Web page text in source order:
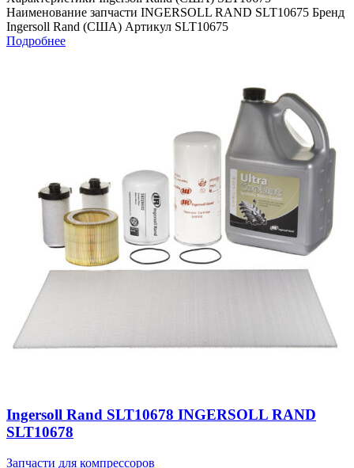
Наименование запчасти INGERSOLL RAND SLT10675 Бренд
Ingersoll Rand (США) Артикул SLT10675
Подробнее
Ingersoll Rand SLT10678 INGERSOLL RAND
SLT10678
Запчасти для компрессоров